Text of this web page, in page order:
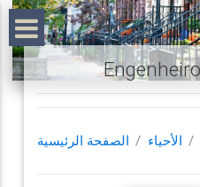
الصفحة الرئيسية الأحياء